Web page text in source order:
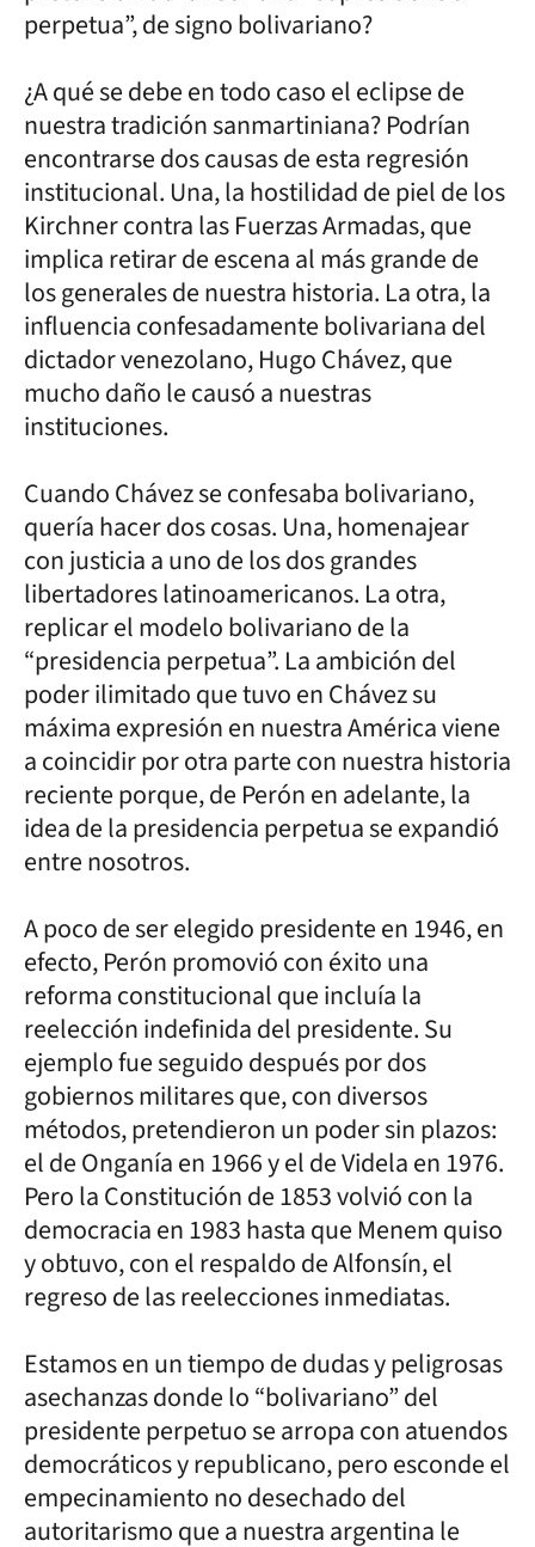
perpetua”, de signo bolivariano?
¿A qué se debe en todo caso el eclipse de
nuestra tradición sanmartiniana? Podrían
encontrarse dos causas de esta regresión
institucional. Una, la hostilidad de piel de los
Kirchner contra las Fuerzas Armadas, que
implica retirar de escena al más grande de
los generales de nuestra historia. La otra, la
influencia confesadamente bolivariana del
dictador venezolano, Hugo Chávez, que
mucho daño le causó a nuestras
instituciones.
Cuando Chávez se confesaba bolivariano,
quería hacer dos cosas. Una, homenajear
con justicia a uno de los dos grandes
libertadores latinoamericanos. La otra,
replicar el modelo bolivariano de la
“presidencia perpetua”. La ambición del
poder ilimitado que tuvo en Chávez su
máxima expresión en nuestra América viene
a coincidir por otra parte con nuestra historia
reciente porque, de Perón en adelante, la
idea de la presidencia perpetua se expandió
entre nosotros.
A poco de ser elegido presidente en 1946, en
efecto, Perón promovió con éxito una
reforma constitucional que incluía la
reelección indefinida del presidente. Su
ejemplo fue seguido después por dos
gobiernos militares que, con diversos
métodos, pretendieron un poder sin plazos:
el de Onganía en 1966 y el de Videla en 1976.
Pero la Constitución de 1853 volvió con la
democracia en 1983 hasta que Menem quiso
y obtuvo, con el respaldo de Alfonsín, el
regreso de las reelecciones inmediatas.
Estamos en un tiempo de dudas y peligrosas
asechanzas donde lo “bolivariano” del
presidente perpetuo se arropa con atuendos
democráticos y republicano, pero esconde el
empecinamiento no desechado del
autoritarismo que a nuestra argentina le